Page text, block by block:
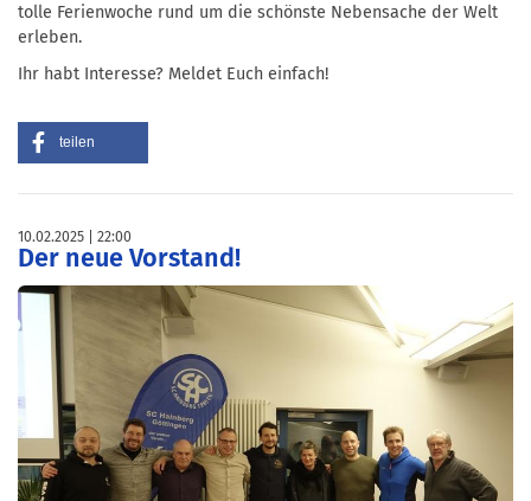
tolle Ferienwoche rund um die schönste Nebensache der Welt
erleben.
Ihr habt Interesse? Meldet Euch einfach!
teilen
10.02.2025 22:00
Der neue Vorstand!